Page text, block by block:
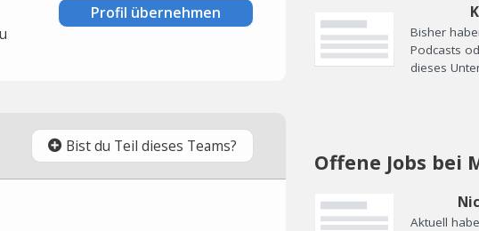
Profil übernehmen
Bist du Teil dieses Teams?
Bisher
Podcasts
dieses
Offene Jobs bei
Aktuell